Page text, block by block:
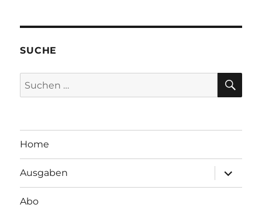
SUCHE
Suchen
nach:
Home
Ausgaben
öffnen
Abo